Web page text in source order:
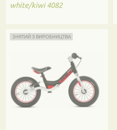
white/kiwi 4082
ЗНЯТИЙ З ВИРОБНИЦТВА